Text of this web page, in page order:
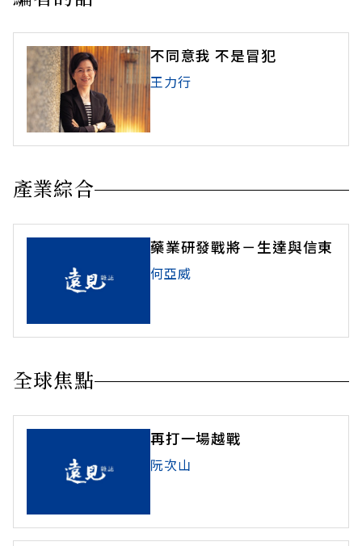
不同意我 不是冒犯
王力行
產業綜合
藥業研發戰將－生達與信東
何亞威
全球焦點
再打一場越戰
阮次山